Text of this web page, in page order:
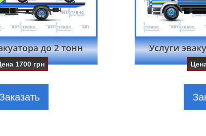
до 2 тонн
1700 грн
Заказать
Услуги